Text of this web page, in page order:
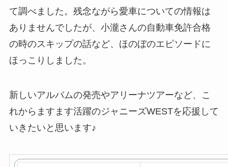
て調べました。残念ながら愛車についての情報は
ありませんでしたが、小瀧さんの自動車免許合格
の時のスキップの話など、ほのぼのエピソードに
ほっこりしました。
新しいアルバムの発売やアリーナツアーなど、こ
れからますます活躍のジャニーズWESTを応援して
いきたいと思います♪